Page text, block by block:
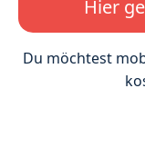
Hier
Du möchtest